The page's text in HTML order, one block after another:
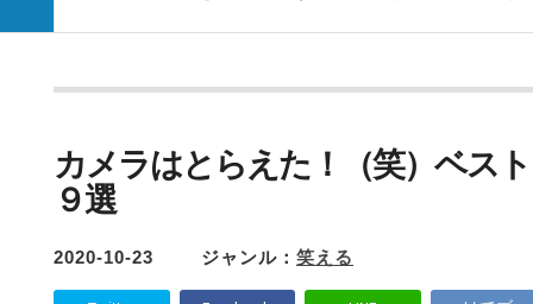
カメラはとらえた！（笑）ベス
９選
2020-10-23 ジャンル： 笑える